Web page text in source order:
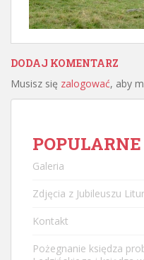
DODAJ KOMENTARZ
Musisz się zalogować, aby
Galeria
Zdjęcia z Jubileuszu
Kontakt
Pożegnanie księdza